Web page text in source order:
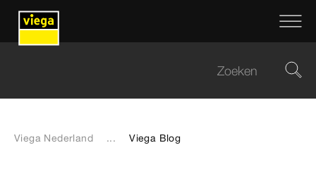
Viega Nederland ... Viega Blog